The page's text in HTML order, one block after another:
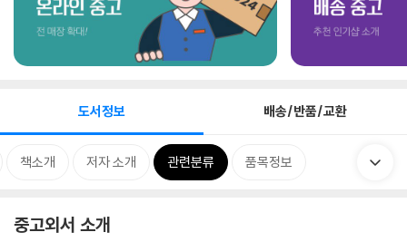
도서정보 배송/반품/교환
책소개 저자 소개 관련분류 품목정보
중고외서 소개